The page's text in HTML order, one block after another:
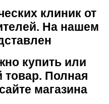
клиник от
На нашем
купить или
товар. Полная
магазина